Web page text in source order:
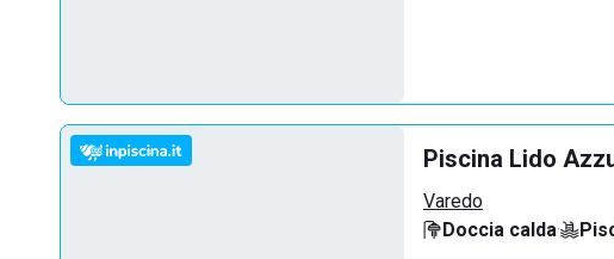
Piscina Lido
Varedo
Doccia calda·